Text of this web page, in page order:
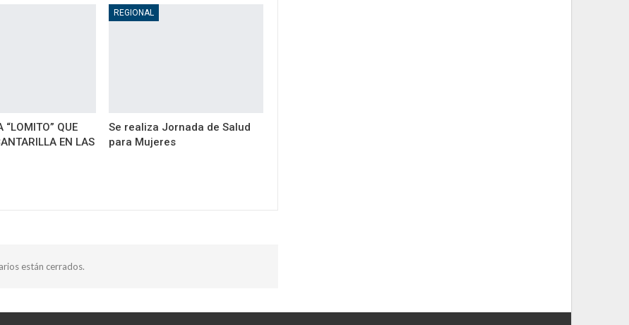
“LOMITO” QUE
EN LAS
REGIONAL
Se realiza Jornada de Salud
para Mujeres
están cerrados.